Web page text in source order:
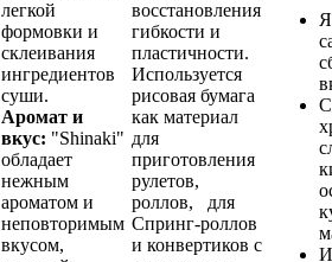
легкой
формовки и
склеивания
ингредиентов
суши.
Аромат и
вкус: "Shinaki"
обладает
нежным
ароматом и
неповторимым
вкусом,
восстановления
гибкости и
пластичности.
Используется
рисовая бумага
как материал
для
приготовления
рулетов,
роллов, для
Спринг-роллов
и конвертиков с